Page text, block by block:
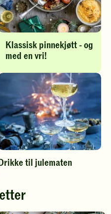
Klassisk pinnekjøtt - og
med en vri!
til julematen